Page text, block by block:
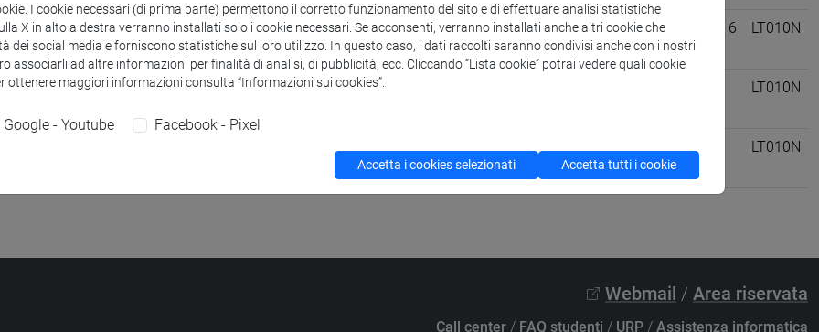
DI LINGUA GIAPPONESE (TRATTATIVA COMMERCIALE) MOD. 1A Cognomi M-Z-lingue,
dell'asia e dell'africa mediterranea [LT40]
VENEZIA 0 su 6 LT010N
(TRATTATIVA COMMERCIALE) Cognomi A-L-lingue, culture e società dell'asia e
LT010N
LT010N
Webmail / Area riservata
Call center / FAQ studenti / URP / Assistenza informatica
I cookie necessari (di prima parte) permettono il corretto funzionamento del sito e di effettuare analisi statistiche
X in alto a destra verranno installati solo i cookie necessari. Se acconsenti, verranno installati anche altri cookie che
dei social media e forniscono statistiche sul loro utilizzo. In questo caso, i dati raccolti saranno condivisi anche con i nostri
associarli ad altre informazioni per finalità di analisi, di pubblicità, ecc. Cliccando “Lista cookie” potrai vedere quali cookie
ottenere maggiori informazioni consulta “Informazioni sui cookies”.
Google - Youtube Facebook - Pixel
Accetta i cookies selezionati Accetta tutti i cookie